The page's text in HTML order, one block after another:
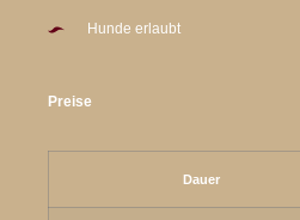
Hunde erlaubt
Preise
Dauer